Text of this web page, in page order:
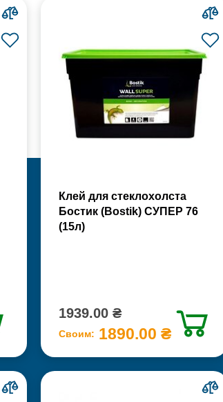
Клей для стеклохолста
Бостик (Bostik) СУПЕР 76
(15л)
1939.00 ₴
Своим: 1890.00 ₴